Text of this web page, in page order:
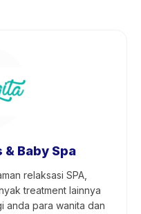
Baby Spa
relaksasi SPA,
treatment lainnya
anda para wanita dan